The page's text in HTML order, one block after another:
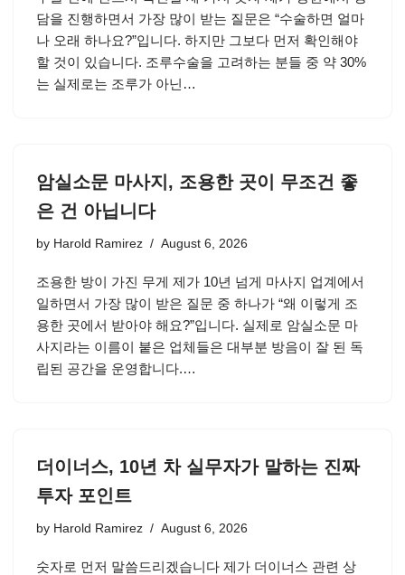
담을 진행하면서 가장 많이 받는 질문은 “수술하면 얼마
나 오래 하나요?”입니다. 하지만 그보다 먼저 확인해야
할 것이 있습니다. 조루수술을 고려하는 분들 중 약 30%
는 실제로는 조루가 아닌…
암실소문 마사지, 조용한 곳이 무조건 좋
은 건 아닙니다
by Harold Ramirez August 6, 2026
조용한 방이 가진 무게 제가 10년 넘게 마사지 업계에서
일하면서 가장 많이 받은 질문 중 하나가 “왜 이렇게 조
용한 곳에서 받아야 해요?”입니다. 실제로 암실소문 마
사지라는 이름이 붙은 업체들은 대부분 방음이 잘 된 독
립된 공간을 운영합니다.…
더이너스, 10년 차 실무자가 말하는 진짜
투자 포인트
by Harold Ramirez August 6, 2026
숫자로 먼저 말씀드리겠습니다 제가 더이너스 관련 상